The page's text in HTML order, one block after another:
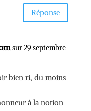
Réponse
sur 29 septembre
bien ri, du moins
à la notion